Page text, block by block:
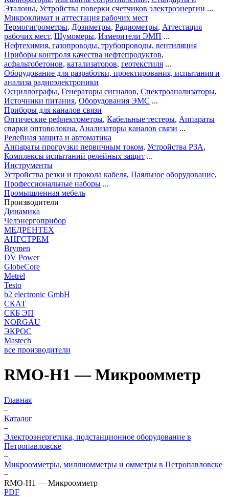
Эталоны, Устройства поверки счетчиков электроэнергии ...
Микроклимат и аттестация рабочих мест
Термогигрометры, Дозиметры, Радиометры, Аттестация
рабочих мест, Шумомеры, Измерители ЭМП ...
Нефтехимия, газопроводы, трубопроводы, вентиляция
Приборы контроля качества нефтепродуктов,
асфальтобетонов, катализаторов, геотекстиля ...
Оборудование для разработки, проектирования, испытания и
анализа радиоэлектроники
Осциллографы, Генераторы сигналов, Спектроанализаторы,
Источники питания, Оборудования ЭМС ...
Приборы для каналов связи
Оптические рефлектометры, Кабельные тестеры, Аппараты
сварки оптоволокна, Анализаторы каналов связи ...
Релейная защита и автоматика
Аппараты прогрузки первичным током, Устройства РЗА,
Комплексы испытаний релейных защит ...
Инструменты
Устройства резки и прокола кабеля, Паяльное оборудование,
Профессиональные наборы ...
Промышленная мебель
Производители
Динамика
Челэнергоприбор
МЕДРЕНТЕХ
АНГСТРЕМ
Brymen
DV Power
GlobeCore
Metrel
Testo
b2 electronic GmbH
СКАТ
СКБ ЭП
NORGAU
ЭКРОС
Mastech
все производители
RMO-H1 — Микроомметр
Главная
–
Каталог
–
Электроэнергетика, подстанционное оборудование в
Петропавловске
–
Микроомметры, миллиомметры и омметры в Петропавловске
–
RMO-H1 — Микроомметр
PDF